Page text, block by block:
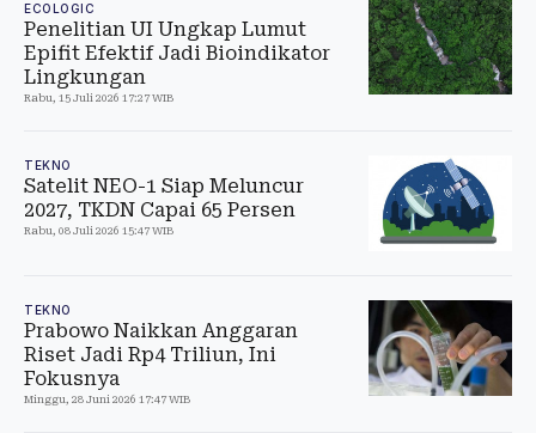
ECOLOGIC
Penelitian UI Ungkap Lumut
Epifit Efektif Jadi Bioindikator
Lingkungan
Rabu, 15 Juli 2026 17:27 WIB
TEKNO
Satelit NEO-1 Siap Meluncur
2027, TKDN Capai 65 Persen
Rabu, 08 Juli 2026 15:47 WIB
TEKNO
Prabowo Naikkan Anggaran
Riset Jadi Rp4 Triliun, Ini
Fokusnya
Minggu, 28 Juni 2026 17:47 WIB